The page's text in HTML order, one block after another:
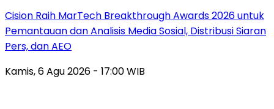
Cision Raih MarTech Breakthrough Awards 2026 untuk
Pemantauan dan Analisis Media Sosial, Distribusi Siaran
Pers, dan AEO
Kamis, 6 Agu 2026 - 17:00 WIB